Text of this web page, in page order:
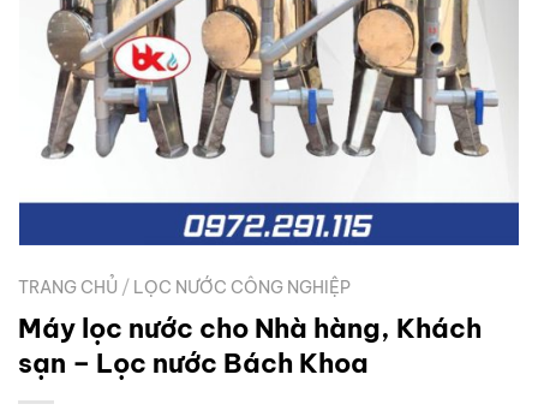
TRANG CHỦ / LỌC NƯỚC CÔNG NGHIỆP
Máy lọc nước cho Nhà hàng, Khách
sạn – Lọc nước Bách Khoa